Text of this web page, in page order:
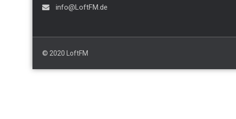
info@LoftFM.de
© 2020 LoftFM